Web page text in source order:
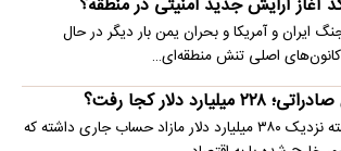
آغاز آرایش جدید امنیتی در منطقه؟
ایران و آمریکا و بحران یمن بار دیگر در حال
اصلی تنش منطقه‌ای…
دلار کجا رفت؟
ایران در سه دهه گذشته نزدیک ۳۸۰ میلیارد دلار مازاد حساب جاری داشته که